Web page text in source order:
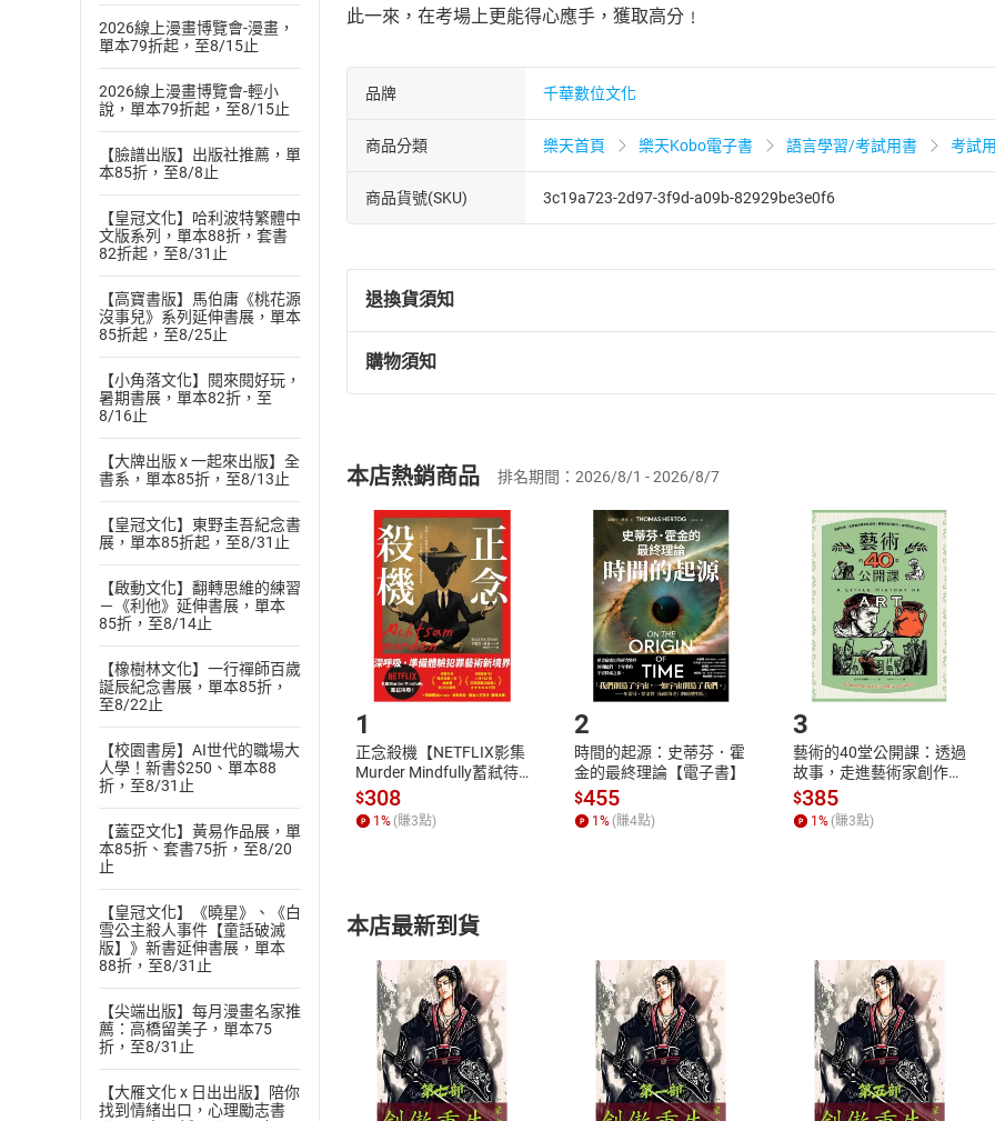
2026線上漫畫博覽會-漫畫，
單本79折起，至8/15止
2026線上漫畫博覽會-輕小
說，單本79折起，至8/15止
【臉譜出版】出版社推薦，單
本85折，至8/8止
【皇冠文化】哈利波特繁體中
文版系列，單本88折，套書
82折起，至8/31止
【高寶書版】馬伯庸《桃花源
沒事兒》系列延伸書展，單本
85折起，至8/25止
【小角落文化】閱來閱好玩，
暑期書展，單本82折，至
8/16止
【大牌出版 x 一起來出版】全
書系，單本85折，至8/13止
【皇冠文化】東野圭吾紀念書
展，單本85折起，至8/31止
【啟動文化】翻轉思維的練習
－《利他》延伸書展，單本
85折，至8/14止
【橡樹林文化】一行禪師百歲
誕辰紀念書展，單本85折，
至8/22止
【校園書房】AI世代的職場大
人學！新書$250、單本88
折，至8/31止
【蓋亞文化】黃易作品展，單
本85折、套書75折，至8/20
止
【皇冠文化】《曉星》、《白
雪公主殺人事件【童話破滅
版】》新書延伸書展，單本
88折，至8/31止
【尖端出版】每月漫畫名家推
薦：高橋留美子，單本75
折，至8/31止
【大雁文化 x 日出出版】陪你
找到情緒出口，心理勵志書
此一來，在考場上更能得心應手，獲取高分﹗
品牌 千華數位文化
商品分類 樂天首頁 樂天Kobo電子書 語言學習/考試用書 考試
商品貨號(SKU) 3c19a723-2d97-3f9d-a09b-82929be3e0f6
退換貨須知
退換貨規定：
(一)依消費者保護法第19條第1項後段暨通訊交易解除權合理例外情事適用
(二)消費者訂購本店鋪之商品即代表知悉本店鋪所銷售之商品為電子書，
且已下載/存取電子書，不得請求退貨退款。
退貨方式：您欲取消訂單或辦理退貨時，請登入樂天市場，並於「我的訂單
貨」，本店鋪將依您的申請進行審核，待審核通過後將為您辦理退款事宜。
請注意，樂天市場須以整筆訂單為單位進行取消/退貨，恕無法以單支商品取
購物須知
挑選商品
Choose
放入購物車
Shopping cart
登入帳號
Login
購書後，如何開始使用？
Step1.選擇閱讀載具 Step2.登入
付款方式 退換貨規範
本店熱銷商品 排名期間：2026/8/1 - 2026/8/7
1
正念殺機【NETFLIX影集
Murder Mindfully蓄弒待
發】【電子書】
$308
1 % (賺3點)
2
時間的起源：史蒂芬．霍
金的最終理論【電子書】
$455
1 % (賺4點)
3
藝術的40堂公開課：透過
故事，走進藝術家創作現
場，看藝術如何誕生、如
何形塑人類生活【電子
書】
$385
1 % (賺3點)
本店最新到貨